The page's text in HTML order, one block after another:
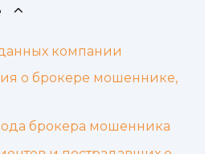
компании
о брокере мошеннике,
брокера мошенника